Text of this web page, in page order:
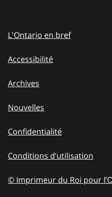
L'Ontario en bref
Accessibilité
Archives
Nouvelles
Confidentialité
Conditions d’utilisation
© Imprimeur du Roi pour